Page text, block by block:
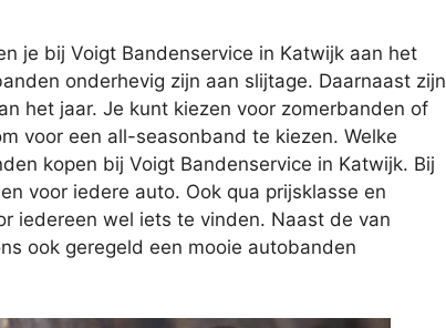
je bij Voigt Bandenservice in Katwijk aan het
onderhevig zijn aan slijtage. Daarnaast zijn
het jaar. Je kunt kiezen voor zomerbanden of
voor een all-seasonband te kiezen. Welke
kopen bij Voigt Bandenservice in Katwijk. Bij
voor iedere auto. Ook qua prijsklasse en
iedereen wel iets te vinden. Naast de van
ook geregeld een mooie autobanden